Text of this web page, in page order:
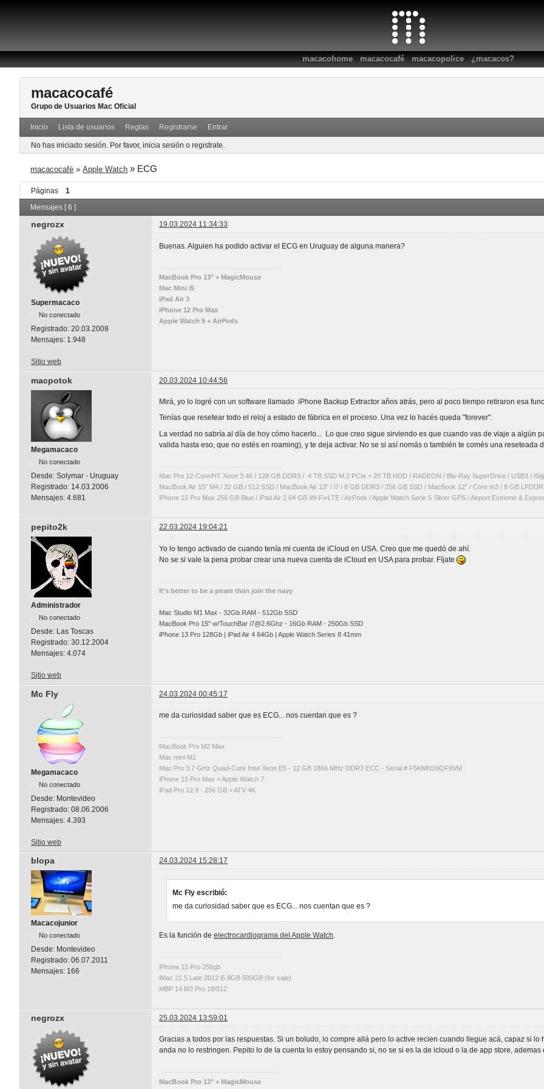
macacohome:macacocafé:macacopolice:¿macacos?
macacocafé
Grupo de Usuarios Mac Oficial
Inicio Lista de usuarios Reglas Registrarse Entrar
No has iniciado sesión. Por favor, inicia sesión o registrate.
macacocafé »Apple Watch » ECG
Páginas
1
Mensajes [ 6 ]
negrozx 19.03.2024 11:34:33
Supermacaco
No conectado
Registrado: 20.03.2008
Mensajes: 1.948
Buenas. Alguien ha podido activar el ECG en Uruguay de alguna manera?
MacBook Pro 13" + MagicMouse
Mac Mini i5
iPad Air 3
iPhone 12 Pro Max
Apple Watch 9 + AirPods
Sitio web
macpotok 20.03.2024 10:44:56
Megamacaco
No conectado
Desde: Solymar - Uruguay
Registrado: 14.03.2006
Mensajes: 4.681
Mirá, yo lo logré con un software llamado iPhone Backup Extractor años atrás, pero al poco tiempo retiraron esa
Tenías que resetear todo el reloj a estado de fábrica en el proceso. Una vez lo hacés queda "forever".
La verdad no sabría al día de hoy cómo hacerlo... Lo que creo sigue sirviendo es que cuando vas de viaje a algún
valida hasta eso, que no estés en roaming), y te deja activar. No se si así nomás o también te comés una reseteada
Mac Pro 12-Core/HT Xeon 3.46 / 128 GB DDR3 / 4 TB SSD M.2 PCIe + 20 TB HDD / RADEON / Blu-Ray SuperDrive / USB3 /
MacBook Air 15" M4 / 32 GB / 512 SSD / MacBook Air 13" / i7 / 8 GB DDR3 / 256 GB SSD / MacBook 12" / Core m3 / 8 GB
iPhone 15 Pro Max 256 GB Blue / iPad Air 2 64 GB Wi-Fi+LTE / AirPods / Apple Watch Serie 5 Silver GPS / Airport Extreme &
pepito2k 22.03.2024 19:04:21
Administrador
No conectado
Desde: Las Toscas
Registrado: 30.12.2004
Mensajes: 4.074
Yo lo tengo activado de cuando tenía mi cuenta de iCloud en USA. Creo que me quedó de ahí.
No se si vale la pena probar crear una nueva cuenta de iCloud en USA para probar. Fíjate
It's better to be a pirate than join the navy
Mac Studio M1 Max - 32Gb RAM - 512Gb SSD
MacBook Pro 15" w/TouchBar i7@2.6Ghz - 16Gb RAM - 250Gb SSD
iPhone 13 Pro 128Gb | iPad Air 4 64Gb | Apple Watch Series 8 41mm
Sitio web
Mc Fly 24.03.2024 00:45:17
Megamacaco
No conectado
Desde: Montevideo
Registrado: 08.06.2006
Mensajes: 4.393
me da curiosidad saber que es ECG... nos cuentan que es ?
MacBook Pro M2 Max
Mac mini M1
Mac Pro 3.7 GHz Quad-Core Intel Xeon E5 - 12 GB 1866 MHz DDR3 ECC - Serial # F5KMN16QF9VM
iPhone 15 Pro Max + Apple Watch 7
iPad Pro 12.9 - 256 GB + ATV 4K
Sitio web
blopa 24.03.2024 15:28:17
Macacojunior
No conectado
Desde: Montevideo
Registrado: 06.07.2011
Mensajes: 166
Mc Fly escribió:
me da curiosidad saber que es ECG... nos cuentan que es ?
Es la función de electrocardiograma del Apple Watch.
iPhone 15 Pro 256gb
iMac 21.5 Late 2012 i5 8GB 500GB (for sale)
MBP 14 M3 Pro 18/512
negrozx 25.03.2024 13:59:01
Gracias a todos por las respuestas. Si un boludo, lo compre allá pero lo active recien cuando llegue acá, capaz si
anda no lo restringen. Pepito lo de la cuenta lo estoy pensando si, no se si es la de icloud o la de app store,
MacBook Pro 13" + MagicMouse